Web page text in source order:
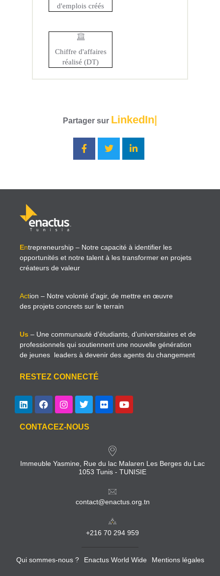
d'emplois créés
Chiffre d'affaires
réalisé (DT)
Partager sur LinkedIn
Entrepreneurship – Notre capacité à identifier les
opportunités et notre talent à les transformer en projets
créateurs de valeur
Action – Notre volonté d’agir, de mettre en œuvre
des projets concrets sur le terrain
Us – Une communauté d’étudiants, d’universitaires et de
professionnels qui soutiennent une nouvelle génération
de jeunes leaders à devenir des agents du changement
RESTEZ CONNECTÉ
CONTACEZ-NOUS
Immeuble Yasmine, Rue du lac Malaren Les Berges du Lac
1053 Tunis - TUNISIE
contact@enactus.org.tn
+216 70 294 959
Qui sommes-nous ? Enactus World Wide Mentions légales